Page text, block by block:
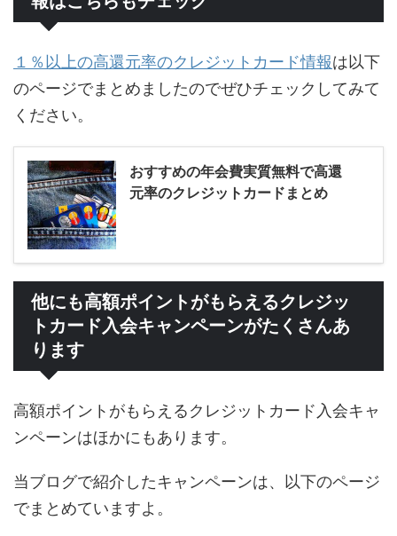
１％以上の高還元率のクレジットカード情報は以下
のページでまとめましたのでぜひチェックしてみて
ください。
おすすめの年会費実質無料で高還
元率のクレジットカードまとめ
他にも高額ポイントがもらえるクレジッ
トカード入会キャンペーンがたくさんあ
ります
高額ポイントがもらえるクレジットカード入会キャ
ンペーンはほかにもあります。
当ブログで紹介したキャンペーンは、以下のページ
でまとめていますよ。